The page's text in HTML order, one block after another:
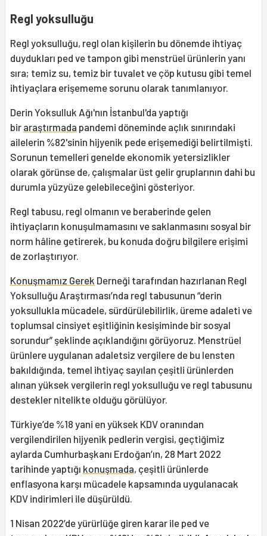
Regl yoksulluğu
Regl yoksulluğu, regl olan kişilerin bu dönemde ihtiyaç
duydukları ped ve tampon gibi menstrüel ürünlerin yanı
sıra; temiz su, temiz bir tuvalet ve çöp kutusu gibi temel
ihtiyaçlara erişememe sorunu olarak tanımlanıyor.
Derin Yoksulluk Ağı'nın İstanbul'da yaptığı
bir araştırmada pandemi döneminde açlık sınırındaki
ailelerin %82'sinin hijyenik pede erişemediği belirtilmişti.
Sorunun temelleri genelde ekonomik yetersizlikler
olarak görünse de, çalışmalar üst gelir gruplarının dahi bu
durumla yüzyüze gelebileceğini gösteriyor.
Regl tabusu, regl olmanın ve beraberinde gelen
ihtiyaçların konuşulmamasını ve saklanmasını sosyal bir
norm hâline getirerek, bu konuda doğru bilgilere erişimi
de zorlaştırıyor.
Konuşmamız Gerek Derneği tarafından hazırlanan Regl
Yoksulluğu Araştırması’nda regl tabusunun “derin
yoksullukla mücadele, sürdürülebilirlik, üreme adaleti ve
toplumsal cinsiyet eşitliğinin kesişiminde bir sosyal
sorundur” şeklinde açıklandığını görüyoruz. Menstrüel
ürünlere uygulanan adaletsiz vergilere de bu lensten
bakıldığında, temel ihtiyaç sayılan çeşitli ürünlerden
alınan yüksek vergilerin regl yoksulluğu ve regl tabusunu
destekler nitelikte olduğu görülüyor.
Türkiye’de %18 yani en yüksek KDV oranından
vergilendirilen hijyenik pedlerin vergisi, geçtiğimiz
aylarda Cumhurbaşkanı Erdoğan’ın, 28 Mart 2022
tarihinde yaptığı konuşmada, çeşitli ürünlerde
enflasyona karşı mücadele kapsamında uygulanacak
KDV indirimleri ile düşürüldü.
1 Nisan 2022’de yürürlüğe giren karar ile ped ve